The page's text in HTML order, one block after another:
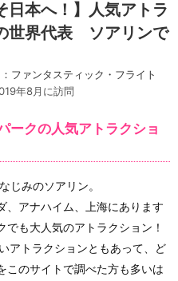
日本へ！】人気アトラ
世界代表 ソアリンで
ファンタスティック・フライト
年8月に訪問
ークの人気アトラクショ
じみのソアリン。
、アナハイム、上海にあります
でも大人気のアトラクション！
アトラクションともあって、ど
このサイトで調べた方も多いは